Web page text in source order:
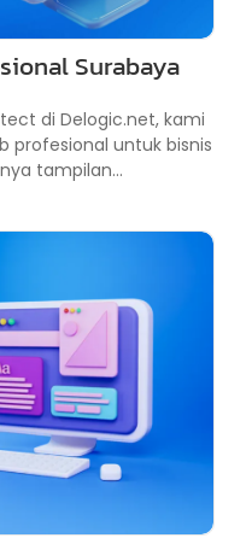
Surabaya
di Delogic.net, kami
profesional untuk bisnis
tampilan...